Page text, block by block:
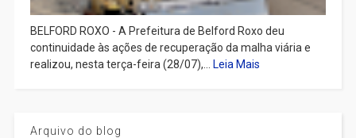
BELFORD ROXO - A Prefeitura de Belford Roxo deu
continuidade às ações de recuperação da malha viária e
realizou, nesta terça-feira (28/07),... Leia Mais
Arquivo do blog